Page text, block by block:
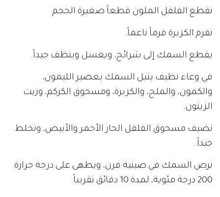
نقطع الفلفل الملون قطعاً صغيرة الحجم.
تفرم الكزبرة فرماً ناعماً.
يقطع السمك إلى شرائح، ويغسل وينظف جيداً.
في وعاء نظيف يتبل السمك بعصير الليمون،
والكمون، والملح، والكزبرة، ومسحوق الكركم، وزيت
الزيتون.
نضيف مسحوق الفلفل الحار الأحمر والأبيض، ونخلط
جيداً.
نرص السمك في صينية فرن، ويطهى على درجة حرارة
200 درجة مئوية، لمدة 10 دقائق تقريباً.